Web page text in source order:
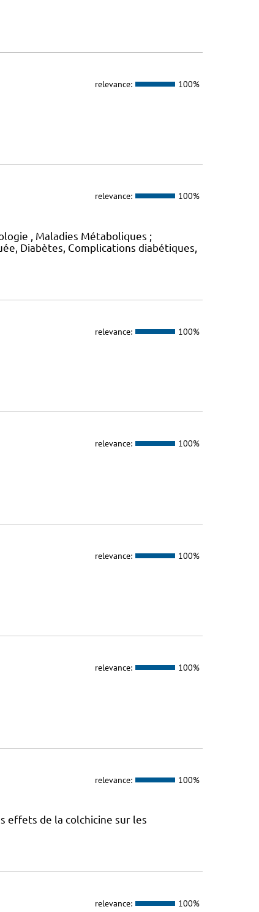
relevance: 100%
relevance: 100%
, Maladies Métaboliques ;
Diabètes, Complications diabétiques,
relevance: 100%
relevance: 100%
relevance: 100%
relevance: 100%
relevance: 100%
effets de la colchicine sur les
relevance: 100%